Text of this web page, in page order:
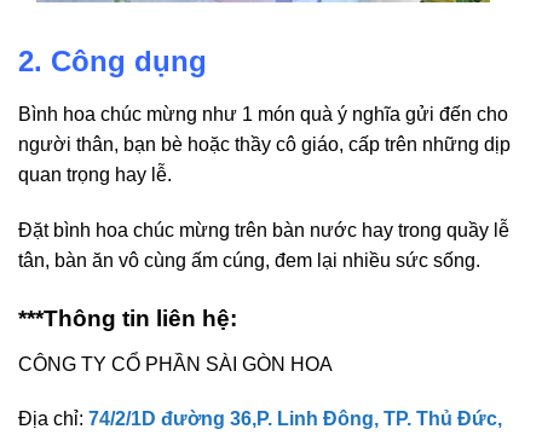
2. Công dụng
Bình hoa chúc mừng như 1 món quà ý nghĩa gửi đến cho
người thân, bạn bè hoặc thầy cô giáo, cấp trên những dịp
quan trọng hay lễ.
Đặt bình hoa chúc mừng trên bàn nước hay trong quầy lễ
tân, bàn ăn vô cùng ấm cúng, đem lại nhiều sức sống.
***Thông tin liên hệ:
CÔNG TY CỔ PHẦN SÀI GÒN HOA
Địa chỉ: 74/2/1D đường 36,P. Linh Đông, TP. Thủ Đức,